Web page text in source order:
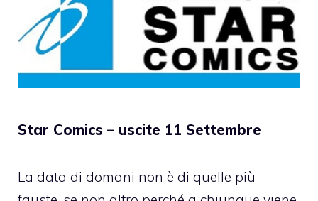
Star Comics – uscite 11 Settembre
La data di domani non è di quelle più